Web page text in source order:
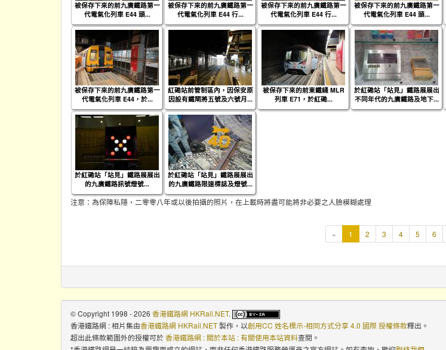
被保存下來的前九廣鐵路第一
代電氣化列車 E44 頭...
被保存下來的前九廣鐵路第一
代電氣化列車 E44 行...
被保存下來的前九廣鐵路第一
代電氣化列車 E44 行...
被保存下來的前九廣鐵路第一
代電氣化列車 E44 頭...
被保存下來的前九廣鐵路第一
代電氣化列車 E44，於...
紅磡站前管制區內，因保安原
因設有鐵閘將五號及六號月...
被保存下來的前東鐵綫 MLR
列車 E71，於紅磡...
於紅磡站「站見」鐵路展展出
不同年代的九廣鐵路及地下...
於紅磡站「站見」鐵路展展出
的九廣鐵路訊號燈號...
於紅磡站「站見」鐵路展展出
的九廣鐵路限速標誌及燈號...
注意：為保障私隱，二零零八年或以後拍攝的照片，在上載時將盡可能將非必要之人臉模糊處理
« 1
頁
2 3 4 5 6
© Copyright 1998 - 2026 香港鐵路網 HKRail.NET.
香港鐵路網 : 相片集由香港鐵路網 HKRail.NET製作，以創用CC 姓名標示-相同方式分享 4.0 國際 授權條款釋出。
超出此條款範圍外的授權可於香港鐵路網 : 關於本站 : 有關使用本站資料查閱。